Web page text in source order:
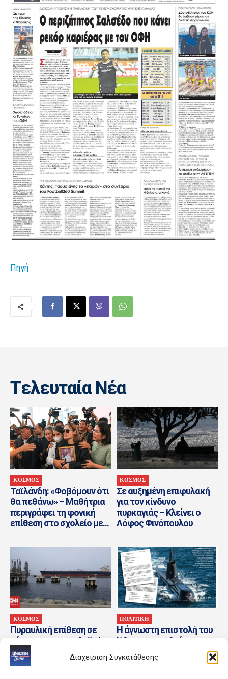
Διαχείριση Συγκατάθεσης
Πηγή
Tελευταία Nέα
ΚΟΣΜΟΣ
Ταϊλάνδη: «Φοβόμουν ότι
θα πεθάνω» – Μαθήτρια
περιγράφει τη φονική
επίθεση στο σχολείο με...
ΚΟΣΜΟΣ
Σε αυξημένη επιφυλακή
για τον κίνδυνο
πυρκαγιάς – Κλείνει ο
Λόφος Φινόπουλου
ΚΟΣΜΟΣ
Πυραυλική επίθεση σε
τάνκερ της πετρελαϊκής
του Αμπού Ντάμπι στα
Στενά του Ορμούζ
ΠΟΛΙΤΙΚΗ
Η άγνωστη επιστολή του
’13 για τα υποβρύχια